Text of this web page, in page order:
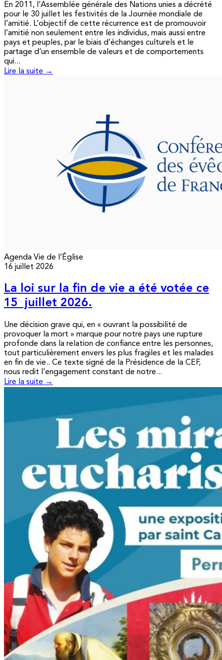
En 2011, l’Assemblée générale des Nations unies a décrété
pour le 30 juillet les festivités de la Journée mondiale de
l’amitié. L’objectif de cette récurrence est de promouvoir
l’amitié non seulement entre les individus, mais aussi entre
pays et peuples, par le biais d’échanges culturels et le
partage d’un ensemble de valeurs et de comportements
qui...
Lire la suite →
Agenda Vie de l’Église
16 juillet 2026
La loi sur la fin de vie a été votée ce
15 juillet 2026.
Une décision grave qui, en « ouvrant la possibilité de
provoquer la mort » marque pour notre pays une rupture
profonde dans la relation de confiance entre les personnes,
tout particulièrement envers les plus fragiles et les malades
en fin de vie.. Ce texte signé de la Présidence de la CEF,
nous redit l’engagement constant de notre...
Lire la suite →